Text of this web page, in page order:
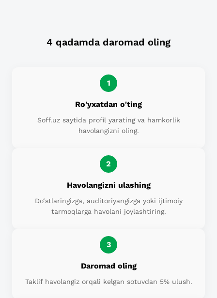
4 qadamda daromad oling
1
Ro'yxatdan o'ting
Soff.uz saytida profil yarating va hamkorlik
havolangizni oling.
2
Havolangizni ulashing
Do‘stlaringizga, auditoriyangizga yoki ijtimoiy
tarmoqlarga havolani joylashtiring.
3
Daromad oling
Taklif havolangiz orqali kelgan sotuvdan 5% ulush.